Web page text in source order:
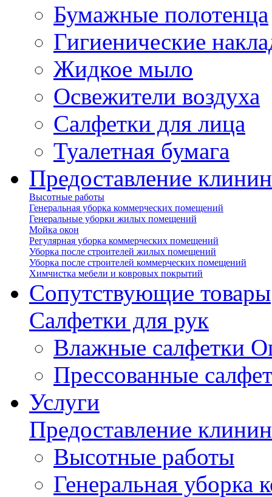
Бумажные полотенца
Гигиенические
Жидкое мыло
Освежители воздуха
Салфетки для лица
Туалетная бумага
Предоставление
Высотные работы
Генеральная уборка коммерческих помещений
Генеральные уборки жилых помещений
Мойка окон
Регулярная уборка коммерческих помещений
Уборка после строителей жилых помещений
Уборка после строителей коммерческих помещений
Химчистка мебели и ковровых покрытий
Сопутствующие товары
Салфетки для рук
Влажные салфетки
Прессованные
Услуги
Предоставление
Высотные работы
Генеральная